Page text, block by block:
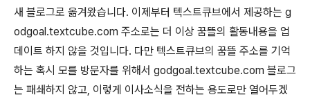
새 블로그로 옮겨왔습니다. 이제부터 텍스트큐브에서 제공하는 g
odgoal.textcube.com 주소로는 더 이상 꿈뜰의 활동내용을 업
데이트 하지 않을 것입니다. 다만 텍스트큐브의 꿈뜰 주소를 기억
하는 혹시 모를 방문자를 위해서 godgoal.textcube.com 블로그
는 패쇄하지 않고, 이렇게 이사소식을 전하는 용도로만 열어두겠